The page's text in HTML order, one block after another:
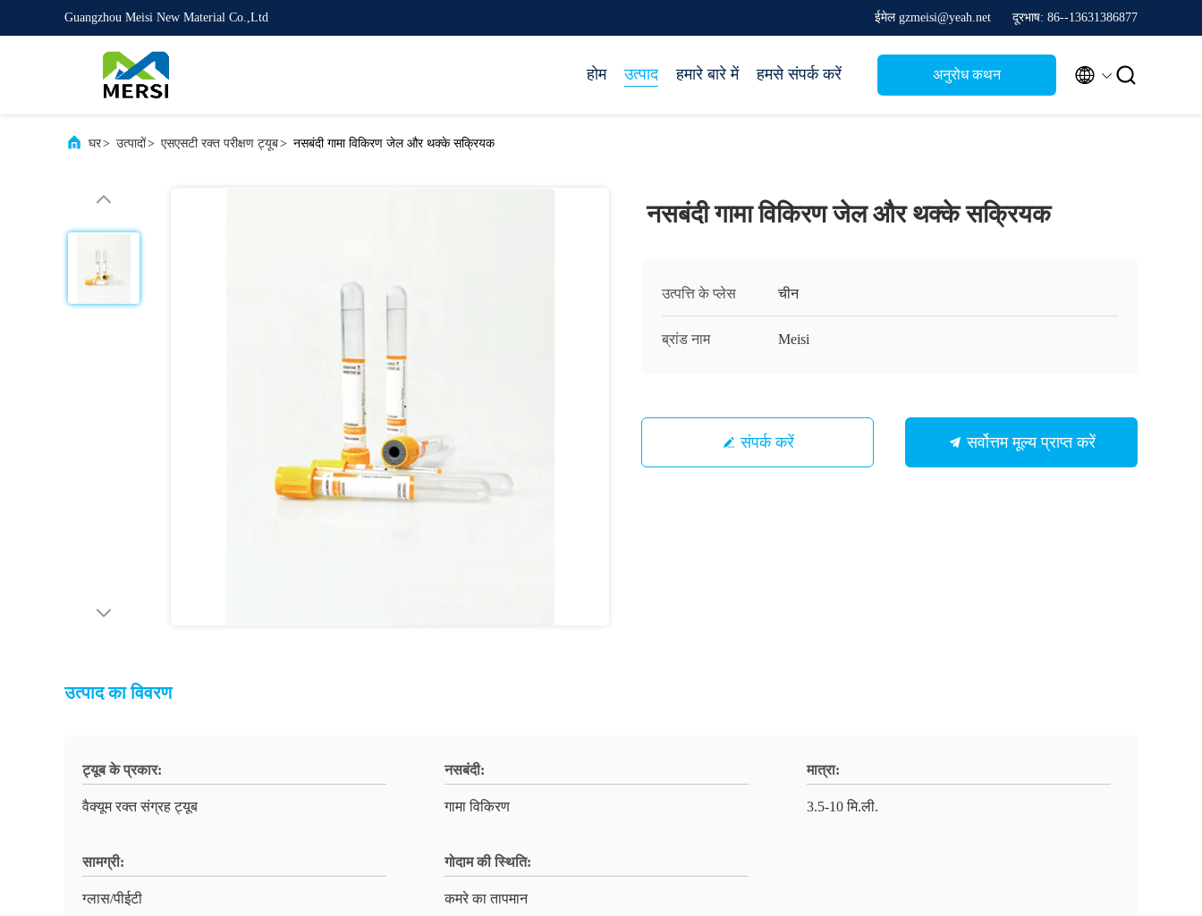
Guangzhou Meisi New Material Co.,Ltd ईमेल gzmeisi@yeah.net दूरभाष: 86--13631386877
होम उत्पाद हमारे बारे में हमसे संपर्क करें अनुरोध कथन  
घर> उत्पादों> एसएसटी रक्त परीक्षण ट्यूब> नसबंदी गामा विकिरण जेल और थक्के सक्रियक
नसबंदी गामा विकिरण जेल और थक्के सक्रियक
उत्पत्ति के प्लेस चीन
ब्रांड नाम Meisi
संपर्क करें सर्वोत्तम मूल्य प्राप्त करें
उत्पाद का विवरण
ट्यूब के प्रकार:
वैक्यूम रक्त संग्रह ट्यूब
नसबंदी:
गामा विकिरण
मात्रा:
3.5-10 मि.ली.
सामग्री:
ग्लास/पीईटी
गोदाम की स्थिति:
कमरे का तापमान